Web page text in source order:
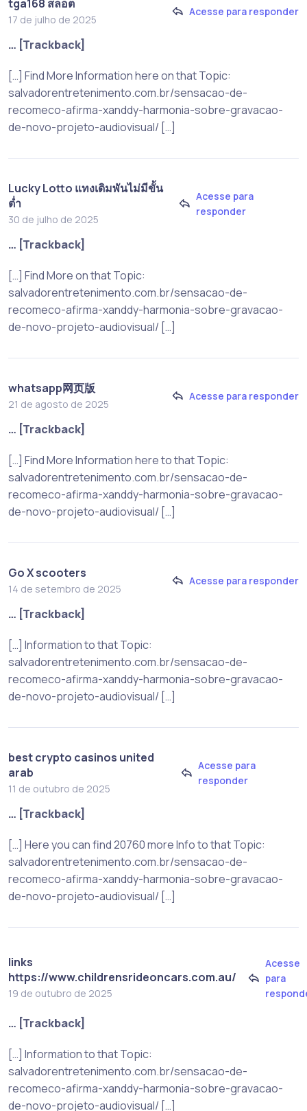
tga168 สล็อต
17 de julho de 2025
Acesse para responder
… [Trackback]
[…] Find More Information here on that Topic:
salvadorentretenimento.com.br/sensacao-de-
recomeco-afirma-xanddy-harmonia-sobre-gravacao-
de-novo-projeto-audiovisual/ […]
Lucky Lotto แทงเดิมพันไม่มีขั้น
ต่ำ
30 de julho de 2025
Acesse para
responder
… [Trackback]
[…] Find More on that Topic:
salvadorentretenimento.com.br/sensacao-de-
recomeco-afirma-xanddy-harmonia-sobre-gravacao-
de-novo-projeto-audiovisual/ […]
whatsapp网页版
21 de agosto de 2025
Acesse para responder
… [Trackback]
[…] Find More Information here to that Topic:
salvadorentretenimento.com.br/sensacao-de-
recomeco-afirma-xanddy-harmonia-sobre-gravacao-
de-novo-projeto-audiovisual/ […]
Go X scooters
14 de setembro de 2025
Acesse para responder
… [Trackback]
[…] Information to that Topic:
salvadorentretenimento.com.br/sensacao-de-
recomeco-afirma-xanddy-harmonia-sobre-gravacao-
de-novo-projeto-audiovisual/ […]
best crypto casinos united
arab
11 de outubro de 2025
Acesse para
responder
… [Trackback]
[…] Here you can find 20760 more Info to that Topic:
salvadorentretenimento.com.br/sensacao-de-
recomeco-afirma-xanddy-harmonia-sobre-gravacao-
de-novo-projeto-audiovisual/ […]
links
https://www.childrensrideoncars.com.au/
19 de outubro de 2025
Acesse
para
… [Trackback]
[…] Information to that Topic:
salvadorentretenimento.com.br/sensacao-de-
recomeco-afirma-xanddy-harmonia-sobre-gravacao-
de-novo-projeto-audiovisual/ […]